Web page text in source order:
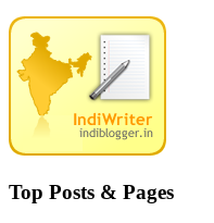
Top Posts & Pages